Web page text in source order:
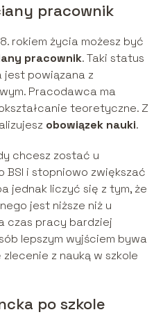
pracownik
rokiem życia możesz być
pracownik. Taki status
jest powiązana z
Pracodawca ma
teoretyczne. Z
obowiązek nauki.
chcesz zostać u
BSI i stopniowo zwiększać
jednak liczyć się z tym, że
jest niższe niż u
czas pracy bardziej
lepszym wyjściem bywa
z nauką w szkole
po szkole